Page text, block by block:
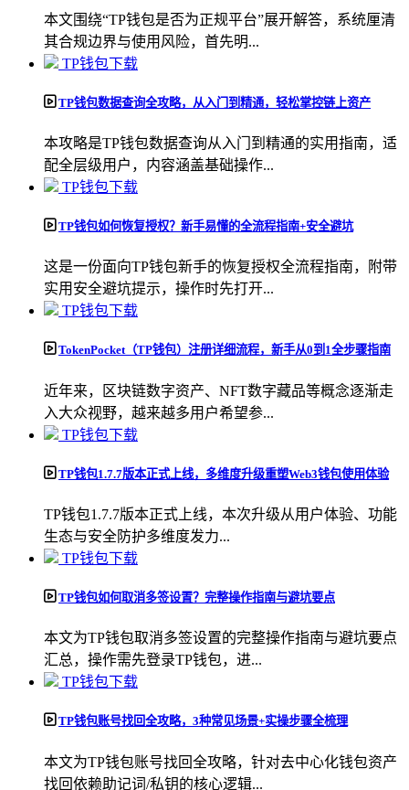
本文围绕“TP钱包是否为正规平台”展开解答，系统厘清
其合规边界与使用风险，首先明...
TP钱包下载
TP钱包数据查询全攻略，从入门到精通，轻松掌控链上资产
本攻略是TP钱包数据查询从入门到精通的实用指南，适
配全层级用户，内容涵盖基础操作...
TP钱包下载
TP钱包如何恢复授权？新手易懂的全流程指南+安全避坑
这是一份面向TP钱包新手的恢复授权全流程指南，附带
实用安全避坑提示，操作时先打开...
TP钱包下载
TokenPocket（TP钱包）注册详细流程，新手从0到1全步骤指南
近年来，区块链数字资产、NFT数字藏品等概念逐渐走
入大众视野，越来越多用户希望参...
TP钱包下载
TP钱包1.7.7版本正式上线，多维度升级重塑Web3钱包使用体验
TP钱包1.7.7版本正式上线，本次升级从用户体验、功能
生态与安全防护多维度发力...
TP钱包下载
TP钱包如何取消多签设置？完整操作指南与避坑要点
本文为TP钱包取消多签设置的完整操作指南与避坑要点
汇总，操作需先登录TP钱包，进...
TP钱包下载
TP钱包账号找回全攻略，3种常见场景+实操步骤全梳理
本文为TP钱包账号找回全攻略，针对去中心化钱包资产
找回依赖助记词/私钥的核心逻辑...